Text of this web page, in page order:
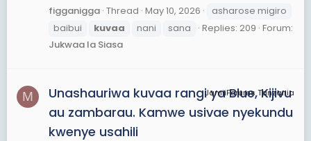
figganigga Thread May 10, 2026
asharose migiro
baibui
kuvaa nani sana Replies: 209 Forum:
Jukwaa la Siasa
M JamiiForums Tanzania
Unashauriwa kuvaa rangi ya Blue, Kijivu
au zambarau. Kamwe usivae nyekundu
kwenye usahili